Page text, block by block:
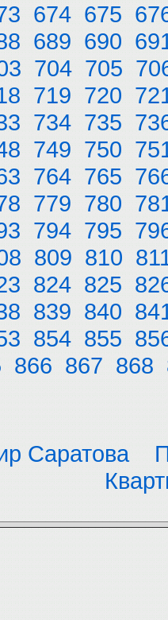
674 675
689 690
704 705
719 720
734 735
749 750
764 765
779 780
794 795
809 810
824 825
839 840
854 855
866 867 868
Саратова